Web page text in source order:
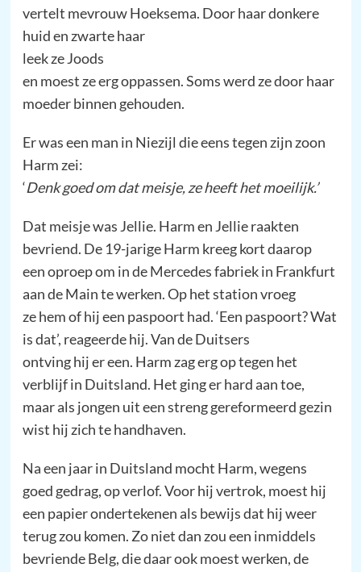
vertelt mevrouw Hoeksema. Door haar donkere
huid en zwarte haar
leek ze Joods
en moest ze erg oppassen. Soms werd ze door haar
moeder binnen gehouden.
Er was een man in Niezijl die eens tegen zijn zoon
Harm zei:
‘Denk goed om dat meisje, ze heeft het moeilijk.’
Dat meisje was Jellie. Harm en Jellie raakten
bevriend. De 19-jarige Harm kreeg kort daarop
een oproep om in de Mercedes fabriek in Frankfurt
aan de Main te werken. Op het station vroeg
ze hem of hij een paspoort had. ‘Een paspoort? Wat
is dat’, reageerde hij. Van de Duitsers
ontving hij er een. Harm zag erg op tegen het
verblijf in Duitsland. Het ging er hard aan toe,
maar als jongen uit een streng gereformeerd gezin
wist hij zich te handhaven.
Na een jaar in Duitsland mocht Harm, wegens
goed gedrag, op verlof. Voor hij vertrok, moest hij
een papier ondertekenen als bewijs dat hij weer
terug zou komen. Zo niet dan zou een inmiddels
bevriende Belg, die daar ook moest werken, de